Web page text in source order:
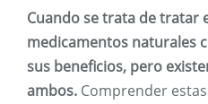
Cuando se trata de tratar
medicamentos naturales
sus beneficios, pero
ambos. Comprender